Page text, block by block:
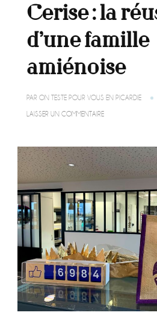
Cerise : la
d’une famille
amiénoise
PAR ON TESTE POUR VOUS EN PICARDIE
LAISSER UN COMMENTAIRESUR
:
LA
RÉUSSITE
FAMILLE
AMIÉNOISE